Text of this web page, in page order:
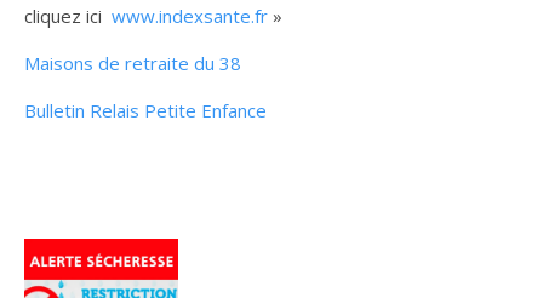
cliquez ici www.indexsante.fr »
Maisons de retraite du 38
Bulletin Relais Petite Enfance